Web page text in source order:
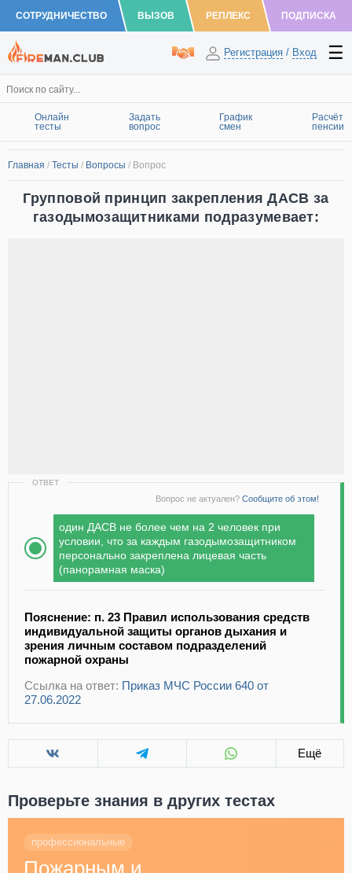
СОТРУДНИЧЕСТВО ВЫЗОВ РЕПЛЕКС ПОДПИСКА
Регистрация / Вход
Онлайн
тесты
Задать
вопрос
График
смен
Расчёт
пенсии
Главная / Тесты / Вопросы / Вопрос
Групповой принцип закрепления ДАСВ за
газодымозащитниками подразумевает:
ОТВЕТ
Вопрос не актуален? Сообщите об этом!
один ДАСВ не более чем на 2 человек при
условии, что за каждым газодымозащитником
персонально закреплена лицевая часть
(панорамная маска)
Пояснение: п. 23 Правил использования средств
индивидуальной защиты органов дыхания и
зрения личным составом подразделений
пожарной охраны
Ссылка на ответ: Приказ МЧС России 640 от
27.06.2022
Ещё
Проверьте знания в других тестах
профессиональные
Пожарным и